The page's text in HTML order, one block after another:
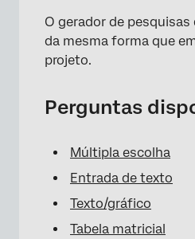
O gerador de
da mesma forma que
projeto.
Perguntas
Múltipla escolha
Entrada de texto
Texto/gráfico
Tabela matricial